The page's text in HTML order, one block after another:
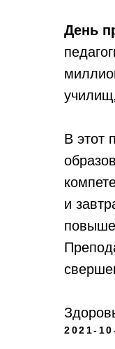
День
В этот
и
2021-